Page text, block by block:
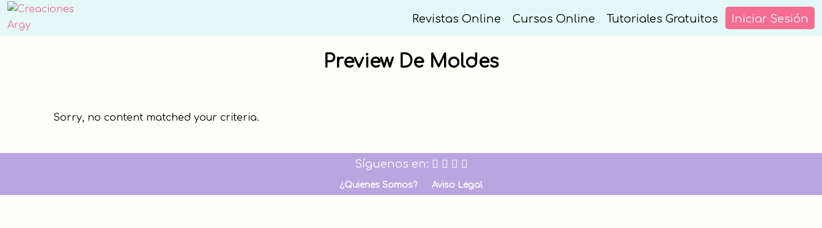
Skip
to
primary
Skip
to
main
Creaciones
Revistas Online Cursos Online Tutoriales Gratuitos Iniciar Sesión
Preview De Moldes
Sorry, no content matched your criteria.
Síguenos en:
¿Quienes Somos? Aviso Legal